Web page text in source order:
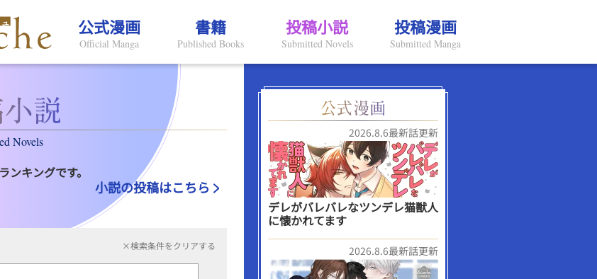
公式漫画
Official Manga
書籍
Published Books
投稿小説
Submitted Novels
投稿漫画
Submitted Manga
Novels
ンキングです。
小説の投稿はこちら
×検索条件をクリアする
2026.8.6最新話更新
デレがバレバレなツンデレ猫獣人
に懐かれてます
2026.8.6最新話更新